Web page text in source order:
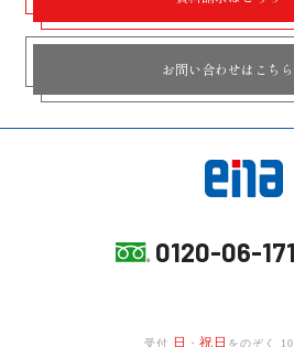
お問い合わせはこちら
0120-06-
受付 日 ・ 祝日 をのぞく